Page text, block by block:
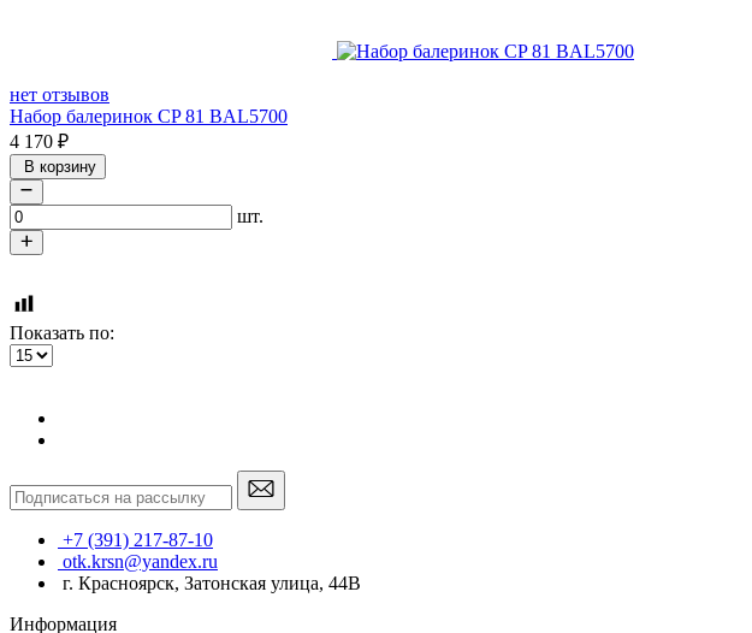
нет отзывов
Набор балеринок CP 81 BAL5700
4 170 ₽
В корзину
шт.
Показать по:
+7 (391) 217-87-10
otk.krsn@yandex.ru
г. Красноярск, Затонская улица, 44В
Информация